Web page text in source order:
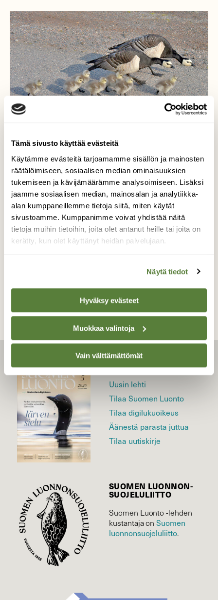
Tämä sivusto käyttää evästeitä
Käytämme evästeitä tarjoamamme sisällön ja mainosten
räätälöimiseen, sosiaalisen median ominaisuuksien
tukemiseen ja kävijämäärämme analysoimiseen. Lisäksi
jaamme sosiaalisen median, mainosalan ja analytiikka-
alan kumppaneillemme tietoja siitä, miten käytät
sivustoamme. Kumppanimme voivat yhdistää näitä
tietoja muihin tietoihin, joita olet antanut heille tai joita on
kerätty, kun olet käyttänyt heidän palvelujaan.
Näytä tiedot
Hyväksy evästeet
Muokkaa valintoja
Vain välttämättömät
Asfaltti kiitäjät
Matkalla vedestä ruokapaikalle,
valkoposket joutuvat ylittämään teitä ja
ovat vaarassa jäädä polkupyörien alle.
Valokuvaaja: Reijo Juurinen, Töölönlahti Kesäkuu
TAKAISIN LISTAAN
LEHTI
Uusin lehti
Tilaa Suomen Luonto
Tilaa digilukuoikeus
Äänestä parasta juttua
Tilaa uutiskirje
SUOMEN LUONNON­
SUOJELU­LIITTO
Suomen Luonto -lehden
kustantaja onSuomen
luonnonsuojelu­liitto.